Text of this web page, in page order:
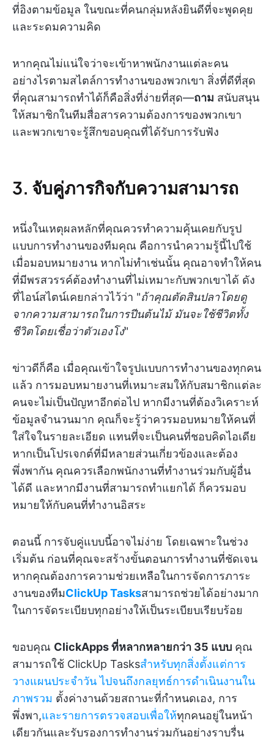
ที่อิงตามข้อมูล ในขณะที่คนกลุ่มหลังยินดีที่จะพูดคุย
และระดมความคิด
หากคุณไม่แน่ใจว่าจะเข้าหาพนักงานแต่ละคน
อย่างไรตามสไตล์การทำงานของพวกเขา สิ่งที่ดีที่สุด
ที่คุณสามารถทำได้ก็คือสิ่งที่ง่ายที่สุด—ถาม สนับสนุน
ให้สมาชิกในทีมสื่อสารความต้องการของพวกเขา
และพวกเขาจะรู้สึกขอบคุณที่ได้รับการรับฟัง
3. จับคู่ภารกิจกับความสามารถ
หนึ่งในเหตุผลหลักที่คุณควรทำความคุ้นเคยกับรูป
แบบการทำงานของทีมคุณ คือการนำความรู้นี้ไปใช้
เมื่อมอบหมายงาน หากไม่ทำเช่นนั้น คุณอาจทำให้คน
ที่มีพรสวรรค์ต้องทำงานที่ไม่เหมาะกับพวกเขาได้ ดัง
ที่ไอน์สไตน์เคยกล่าวไว้ว่า "ถ้าคุณตัดสินปลาโดยดู
จากความสามารถในการปีนต้นไม้ มันจะใช้ชีวิตทั้ง
ชีวิตโดยเชื่อว่าตัวเองโง่"
ข่าวดีก็คือ เมื่อคุณเข้าใจรูปแบบการทำงานของทุกคน
แล้ว การมอบหมายงานที่เหมาะสมให้กับสมาชิกแต่ละ
คนจะไม่เป็นปัญหาอีกต่อไป หากมีงานที่ต้องวิเคราะห์
ข้อมูลจำนวนมาก คุณก็จะรู้ว่าควรมอบหมายให้คนที่
ใส่ใจในรายละเอียด แทนที่จะเป็นคนที่ชอบคิดไอเดีย
หากเป็นโปรเจกต์ที่มีหลายส่วนเกี่ยวข้องและต้อง
พึ่งพากัน คุณควรเลือกพนักงานที่ทำงานร่วมกับผู้อื่น
ได้ดี และหากมีงานที่สามารถทำแยกได้ ก็ควรมอบ
หมายให้กับคนที่ทำงานอิสระ
ตอนนี้ การจับคู่แบบนี้อาจไม่ง่าย โดยเฉพาะในช่วง
เริ่มต้น ก่อนที่คุณจะสร้างขั้นตอนการทำงานที่ชัดเจน
หากคุณต้องการความช่วยเหลือในการจัดการภาระ
งานของทีมClickUp Tasksสามารถช่วยได้อย่างมาก
ในการจัดระเบียบทุกอย่างให้เป็นระเบียบเรียบร้อย
ขอบคุณ ClickApps ที่หลากหลายกว่า 35 แบบ คุณ
สามารถใช้ ClickUp Tasksสำหรับทุกสิ่งตั้งแต่การ
วางแผนประจำวัน ไปจนถึงกลยุทธ์การดำเนินงานใน
ภาพรวม ตั้งค่างานด้วยสถานะที่กำหนดเอง, การ
พึ่งพา,และรายการตรวจสอบเพื่อให้ทุกคนอยู่ในหน้า
เดียวกันและรับรองการทำงานร่วมกันอย่างราบรื่น